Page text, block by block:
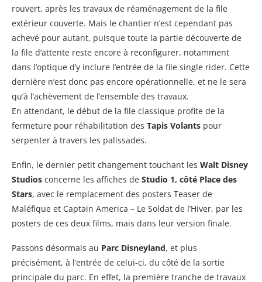
rouvert, après les travaux de réaménagement de la file
extérieur couverte. Mais le chantier n’est cependant pas
achevé pour autant, puisque toute la partie découverte de
la file d’attente reste encore à reconfigurer, notamment
dans l’optique d’y inclure l’entrée de la file single rider. Cette
dernière n’est donc pas encore opérationnelle, et ne le sera
qu’à l’achèvement de l’ensemble des travaux.
En attendant, le début de la file classique profite de la
fermeture pour réhabilitation des Tapis Volants pour
serpenter à travers les palissades.
Enfin, le dernier petit changement touchant les Walt Disney
Studios concerne les affiches de Studio 1, côté Place des
Stars, avec le remplacement des posters Teaser de
Maléfique et Captain America – Le Soldat de l’Hiver, par les
posters de ces deux films, mais dans leur version finale.
Passons désormais au Parc Disneyland, et plus
précisément, à l’entrée de celui-ci, du côté de la sortie
principale du parc. En effet, la première tranche de travaux